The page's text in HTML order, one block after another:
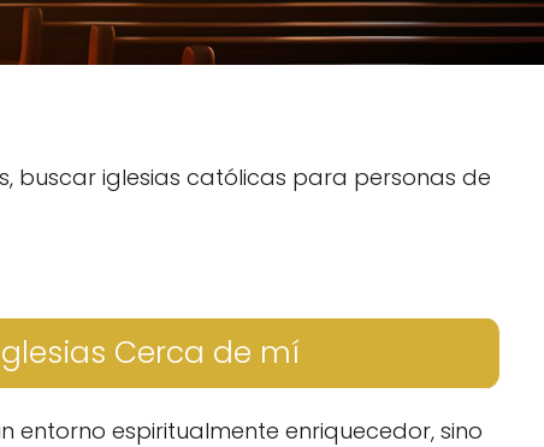
buscar iglesias católicas para personas de
Cerca de mí
espiritualmente enriquecedor, sino